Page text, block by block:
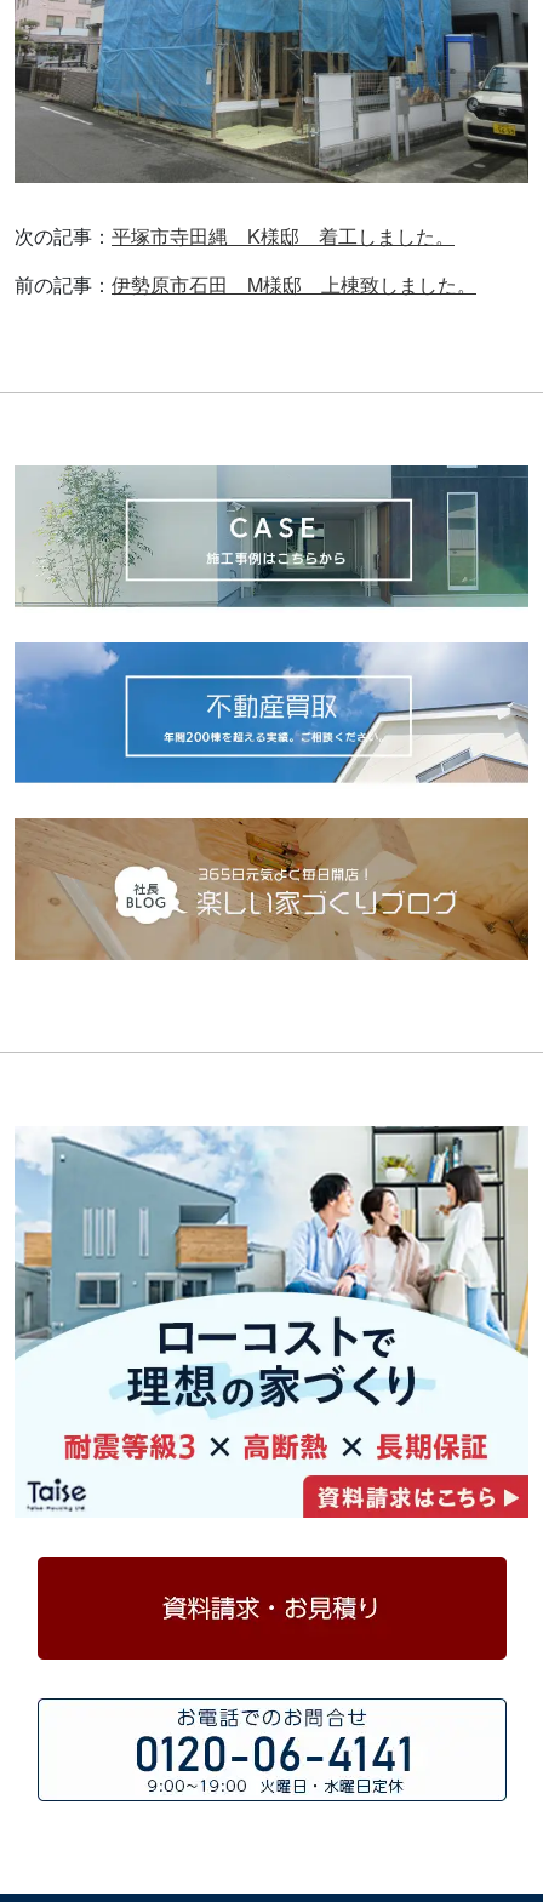
次の記事： 平塚市寺田縄 K様邸 着工しました。
前の記事： 伊勢原市石田 M様邸 上棟致しました。